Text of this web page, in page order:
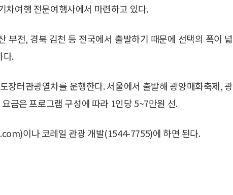
차여행 전문여행사에서 마련하고 있다.
부전, 경북 김천 등 전국에서 출발하기 때문에 선택의 폭이 넓
다.
장터관광열차를 운행한다. 서울에서 출발해 광양매화축제, 광
금은 프로그램 구성에 따라 1인당 5~7만원 선.
이나 코레일 관광 개발(1544-7755)에 하면 된다.